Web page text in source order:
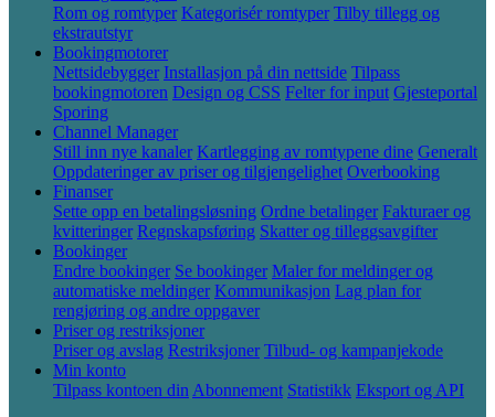
Rom og romtyper Kategorisér romtyper Tilby tillegg og
ekstrautstyr
Bookingmotorer
Nettsidebygger Installasjon på din nettside Tilpass
bookingmotoren Design og CSS Felter for input Gjesteportal
Sporing
Channel Manager
Still inn nye kanaler Kartlegging av romtypene dine Generalt
Oppdateringer av priser og tilgjengelighet Overbooking
Finanser
Sette opp en betalingsløsning Ordne betalinger Fakturaer og
kvitteringer Regnskapsføring Skatter og tilleggsavgifter
Bookinger
Endre bookinger Se bookinger Maler for meldinger og
automatiske meldinger Kommunikasjon Lag plan for
rengjøring og andre oppgaver
Priser og restriksjoner
Priser og avslag Restriksjoner Tilbud- og kampanjekode
Min konto
Tilpass kontoen din Abonnement Statistikk Eksport og API